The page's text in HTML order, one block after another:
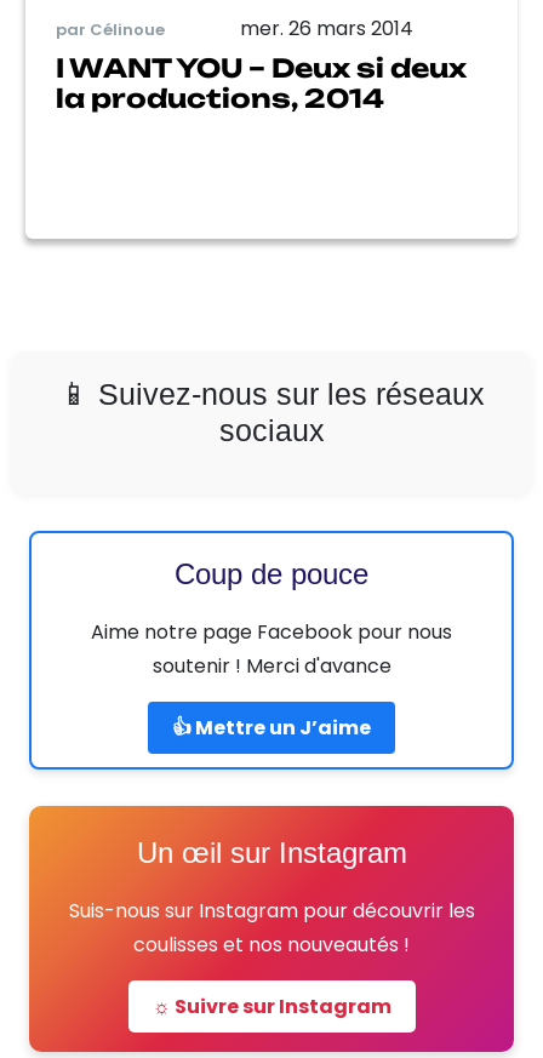
par Célinoue mer. 26 mars 2014
I WANT YOU – Deux si deux
la productions, 2014
📱 Suivez-nous sur les réseaux
sociaux
Coup de pouce
Aime notre page Facebook pour nous
soutenir ! Merci d'avance
👍 Mettre un J’aime
Un œil sur Instagram
Suis-nous sur Instagram pour découvrir les
coulisses et nos nouveautés !
☼ Suivre sur Instagram